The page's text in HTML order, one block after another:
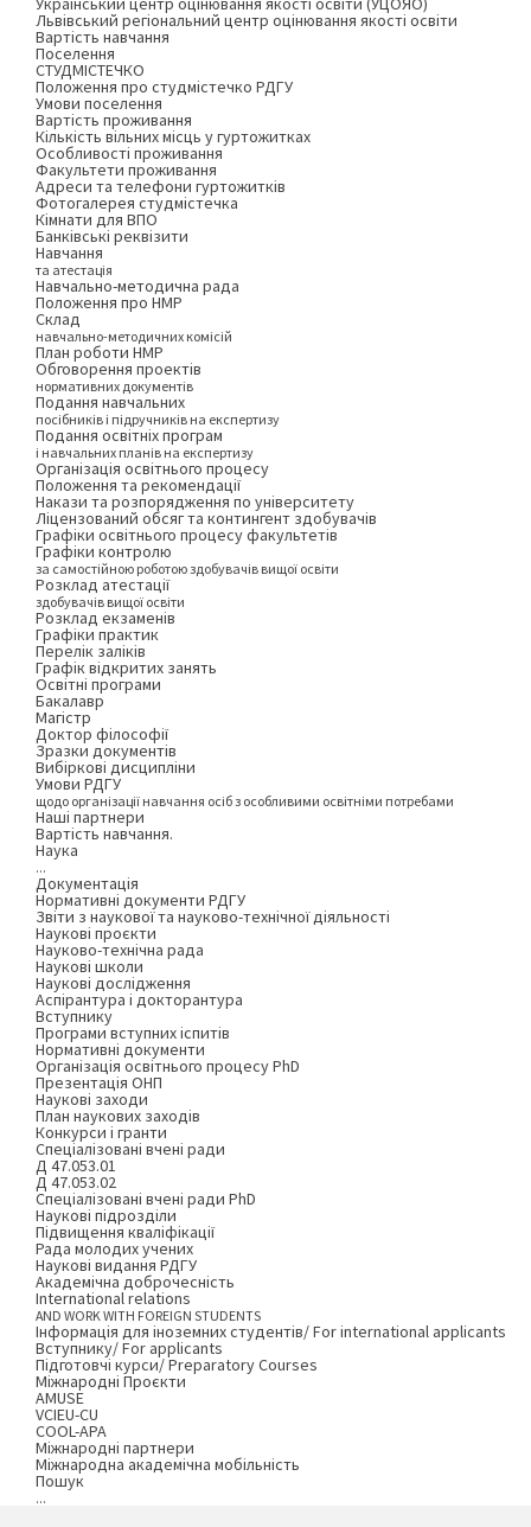
Львівський регіональний центр оцінювання якості освіти
Вартість навчання
Поселення
СТУДМІСТЕЧКО
Положення про студмістечко РДГУ
Умови поселення
Вартість проживання
Кількість вільних місць у гуртожитках
Особливості проживання
Факультети проживання
Адреси та телефони гуртожитків
Фотогалерея студмістечка
Кімнати для ВПО
Банківські реквізити
Навчання
та атестація
Навчально-методична рада
Положення про НМР
Склад
навчально-методичних комісій
План роботи НМР
Обговорення проектів
нормативних документів
Подання навчальних
посібників і підручників на експертизу
Подання освітніх програм
і навчальних планів на експертизу
Організація освітнього процесу
Положення та рекомендації
Накази та розпорядження по університету
Ліцензований обсяг та контингент здобувачів
Графіки освітнього процесу факультетів
Графіки контролю
за самостійною роботою здобувачів вищої освіти
Розклад атестації
здобувачів вищої освіти
Розклад екзаменів
Графіки практик
Перелік заліків
Графік відкритих занять
Освітні програми
Бакалавр
Магістр
Доктор філософії
Зразки документів
Вибіркові дисципліни
Умови РДГУ
щодо організації навчання осіб з особливими освітніми потребами
Наші партнери
Вартість навчання.
Наука
...
Документація
Нормативні документи РДГУ
Звіти з наукової та науково-технічної діяльності
Наукові проєкти
Науково-технічна рада
Наукові школи
Наукові дослідження
Аспірантура і докторантура
Вступнику
Програми вступних іспитів
Нормативні документи
Організація освітнього процесу PhD
Презентація ОНП
Наукові заходи
План наукових заходів
Конкурси і гранти
Спеціалізовані вчені ради
Д 47.053.01
Д 47.053.02
Спеціалізовані вчені ради PhD
Наукові підрозділи
Підвищення кваліфікації
Рада молодих учених
Наукові видання РДГУ
Академічна доброчесність
International relations
AND WORK WITH FOREIGN STUDENTS
Інформація для іноземних студентів/ For international applicants
Вступнику/ For applicants
Підготовчі курси/ Preparatory Courses
Міжнародні Проєкти
AMUSE
VCIEU-CU
COOL-APA
Міжнародні партнери
Міжнародна академічна мобільність
Пошук
...